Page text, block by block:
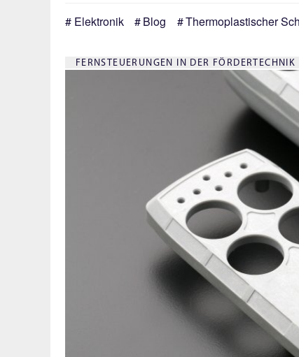
Elektronik Blog Thermoplastischer
FERNSTEUERUNGEN IN DER FÖRDERTECHNIK